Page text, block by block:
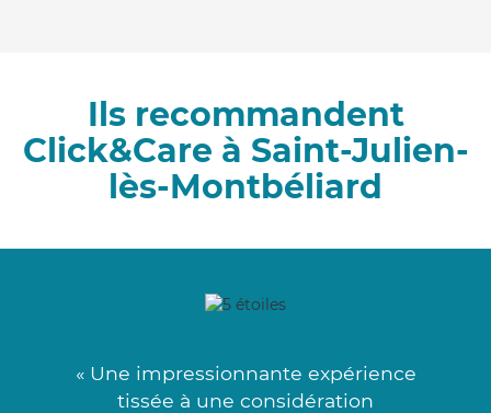
Ils recommandent
Click&Care à Saint-Julien-
lès-Montbéliard
« Une impressionnante expérience
tissée à une considération